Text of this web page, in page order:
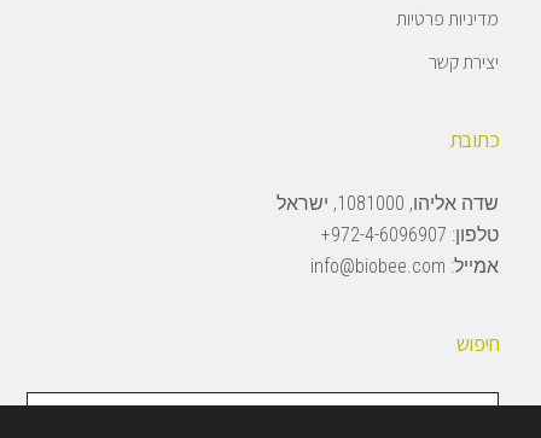
מדיניות פרטיות
יצירת קשר
כתובת
שדה אליהו, 1081000, ישראל
טלפון: 972-4-6096907+
אמייל: info@biobee.com
חיפוש
חיפוש